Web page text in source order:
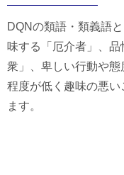
DQNの類語・類義語
味する「厄介者」、
衆」、卑しい行動や態
程度が低く趣味の悪い
ます。